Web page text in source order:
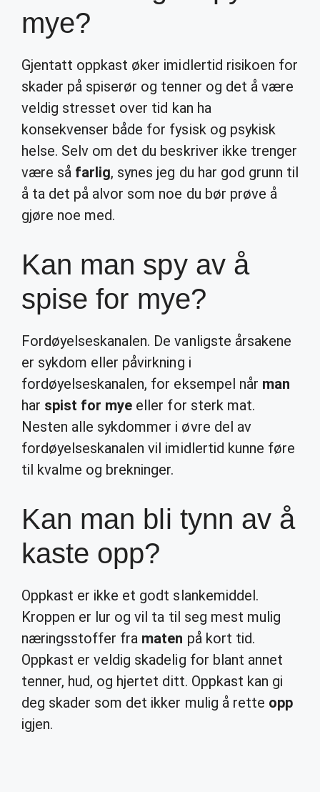
mye?
Gjentatt oppkast øker imidlertid risikoen for
skader på spiserør og tenner og det å være
veldig stresset over tid kan ha
konsekvenser både for fysisk og psykisk
helse. Selv om det du beskriver ikke trenger
være så farlig, synes jeg du har god grunn til
å ta det på alvor som noe du bør prøve å
gjøre noe med.
Kan man spy av å
spise for mye?
Fordøyelseskanalen. De vanligste årsakene
er sykdom eller påvirkning i
fordøyelseskanalen, for eksempel når man
har spist for mye eller for sterk mat.
Nesten alle sykdommer i øvre del av
fordøyelseskanalen vil imidlertid kunne føre
til kvalme og brekninger.
Kan man bli tynn av å
kaste opp?
Oppkast er ikke et godt slankemiddel.
Kroppen er lur og vil ta til seg mest mulig
næringsstoffer fra maten på kort tid.
Oppkast er veldig skadelig for blant annet
tenner, hud, og hjertet ditt. Oppkast kan gi
deg skader som det ikker mulig å rette opp
igjen.